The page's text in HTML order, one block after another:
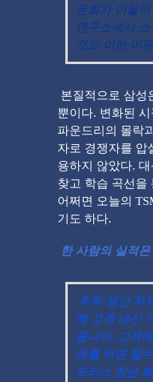
문화가 이들
연구소에서
것도 이런 이
본질적으로 삼성
뿐이다. 변화된
파운드리의 몰락
자로 경쟁자를 압
용하지 않았다.
찾고 학습 곡선을
어쩌면 오늘의
기도 하다.
한 사람의 실적
위탁 생산 자
해 고객 대신
줍니다. 고객
래를 하면 할
모리스 창은